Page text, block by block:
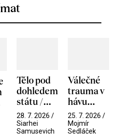
Tělo pod
dohledem
státu /
Pramen
28. 7. 2026 /
Siarhei
Samusevich
Válečné
trauma v
hávu
spektáklu
/ Odyssea
25. 7. 2026 /
Mojmír
Sedláček